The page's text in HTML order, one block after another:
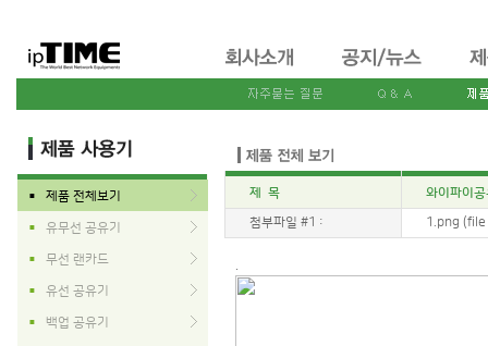
■ 제품 전체보기
■ 유무선 공유기
■ 무선 랜카드
■ 유선 공유기
■ 백업 공유기
제 목 와이파이
첨부파일 #1 : 1.png
.